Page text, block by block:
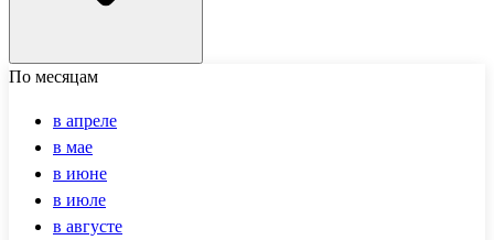
По месяцам
в апреле
в мае
в июне
в июле
в августе